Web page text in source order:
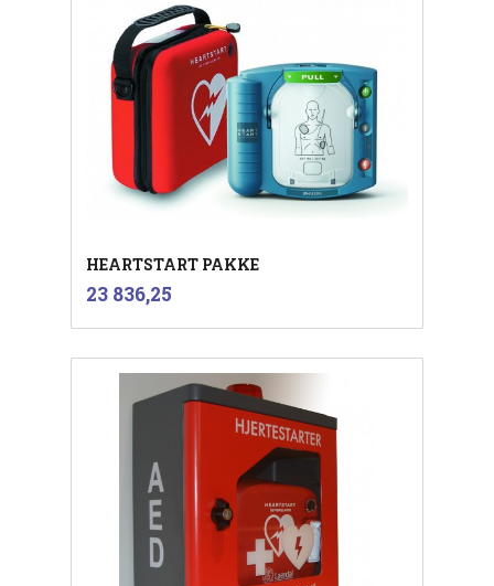
HEARTSTART PAKKE
Pris
23 836,25inkl.
mva.